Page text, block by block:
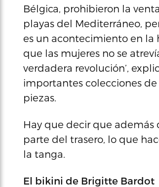
Bélgica, prohibieron la
playas del Mediterráneo,
es un acontecimiento en
que las mujeres no se
verdadera revolución’,
importantes colecciones
piezas.
Hay que decir que
parte del trasero, lo que
la tanga.
El bikini de Brigitte Bardot